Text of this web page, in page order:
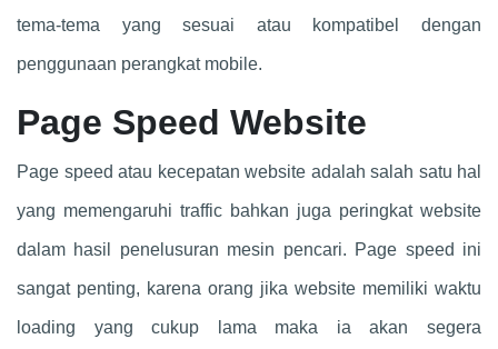
tema-tema yang sesuai atau kompatibel dengan
penggunaan perangkat mobile.
Page Speed Website
Page speed atau kecepatan website adalah salah satu hal
yang memengaruhi traffic bahkan juga peringkat website
dalam hasil penelusuran mesin pencari. Page speed ini
sangat penting, karena orang jika website memiliki waktu
loading yang cukup lama maka ia akan segera